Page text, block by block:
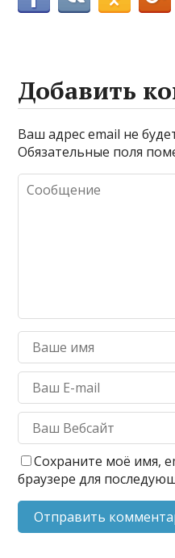
Добавить
Ваш адрес email не
Обязательные поля
Сохраните моё имя,
браузере для